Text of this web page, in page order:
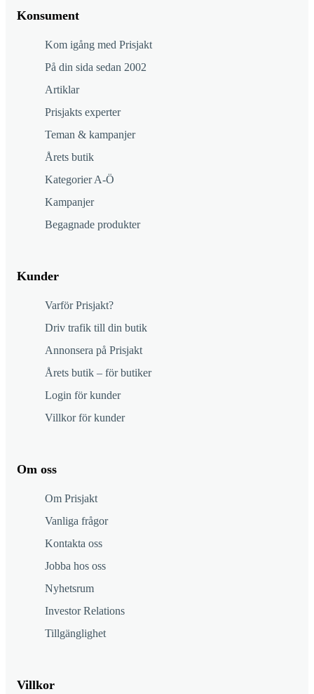
Konsument
Kom igång med Prisjakt
På din sida sedan 2002
Artiklar
Prisjakts experter
Teman & kampanjer
Årets butik
Kategorier A-Ö
Kampanjer
Begagnade produkter
Kunder
Varför Prisjakt?
Driv trafik till din butik
Annonsera på Prisjakt
Årets butik – för butiker
Login för kunder
Villkor för kunder
Om oss
Om Prisjakt
Vanliga frågor
Kontakta oss
Jobba hos oss
Nyhetsrum
Investor Relations
Tillgänglighet
Villkor